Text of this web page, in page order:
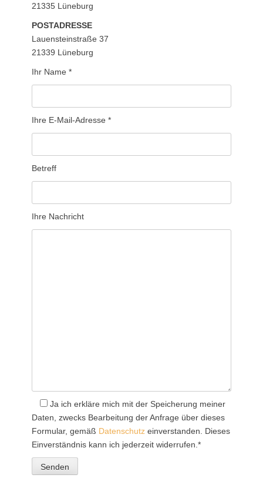
21335 Lüneburg
POSTADRESSE
Lauensteinstraße 37
21339 Lüneburg
Ihr Name *
Ihre E-Mail-Adresse *
Betreff
Ihre Nachricht
Ja ich erkläre mich mit der Speicherung meiner
Daten, zwecks Bearbeitung der Anfrage über dieses
Formular, gemäß Datenschutz einverstanden. Dieses
Einverständnis kann ich jederzeit widerrufen.*